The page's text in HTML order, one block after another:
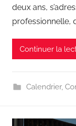
deux ans,
professionnelle,
Continuer la
Calendrier,